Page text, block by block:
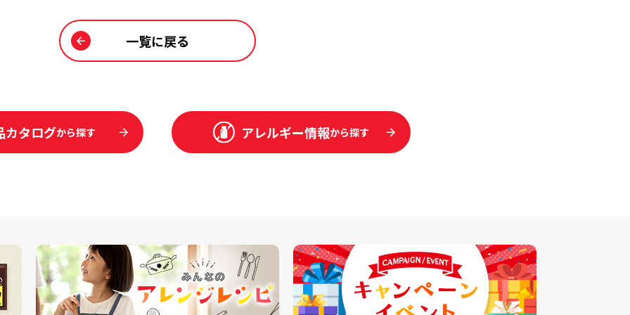
一覧に戻る
カタログから探す アレルギー情報から探す